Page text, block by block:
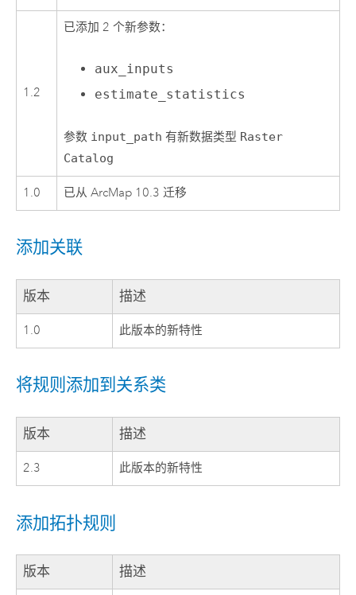
1.2
已添加 2 个新参数：
aux_inputs
estimate_statistics
参数 input_path 有新数据类型 Raster
Catalog
1.0 已从 ArcMap 10.3 迁移
添加关联
版本 描述
1.0 此版本的新特性
将规则添加到关系类
版本 描述
2.3 此版本的新特性
添加拓扑规则
版本 描述